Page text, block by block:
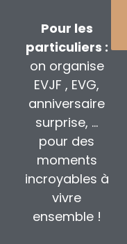
Pour les
particuliers :
on organise
EVJF , EVG,
anniversaire
surprise, …
pour des
moments
incroyables à
vivre
ensemble !